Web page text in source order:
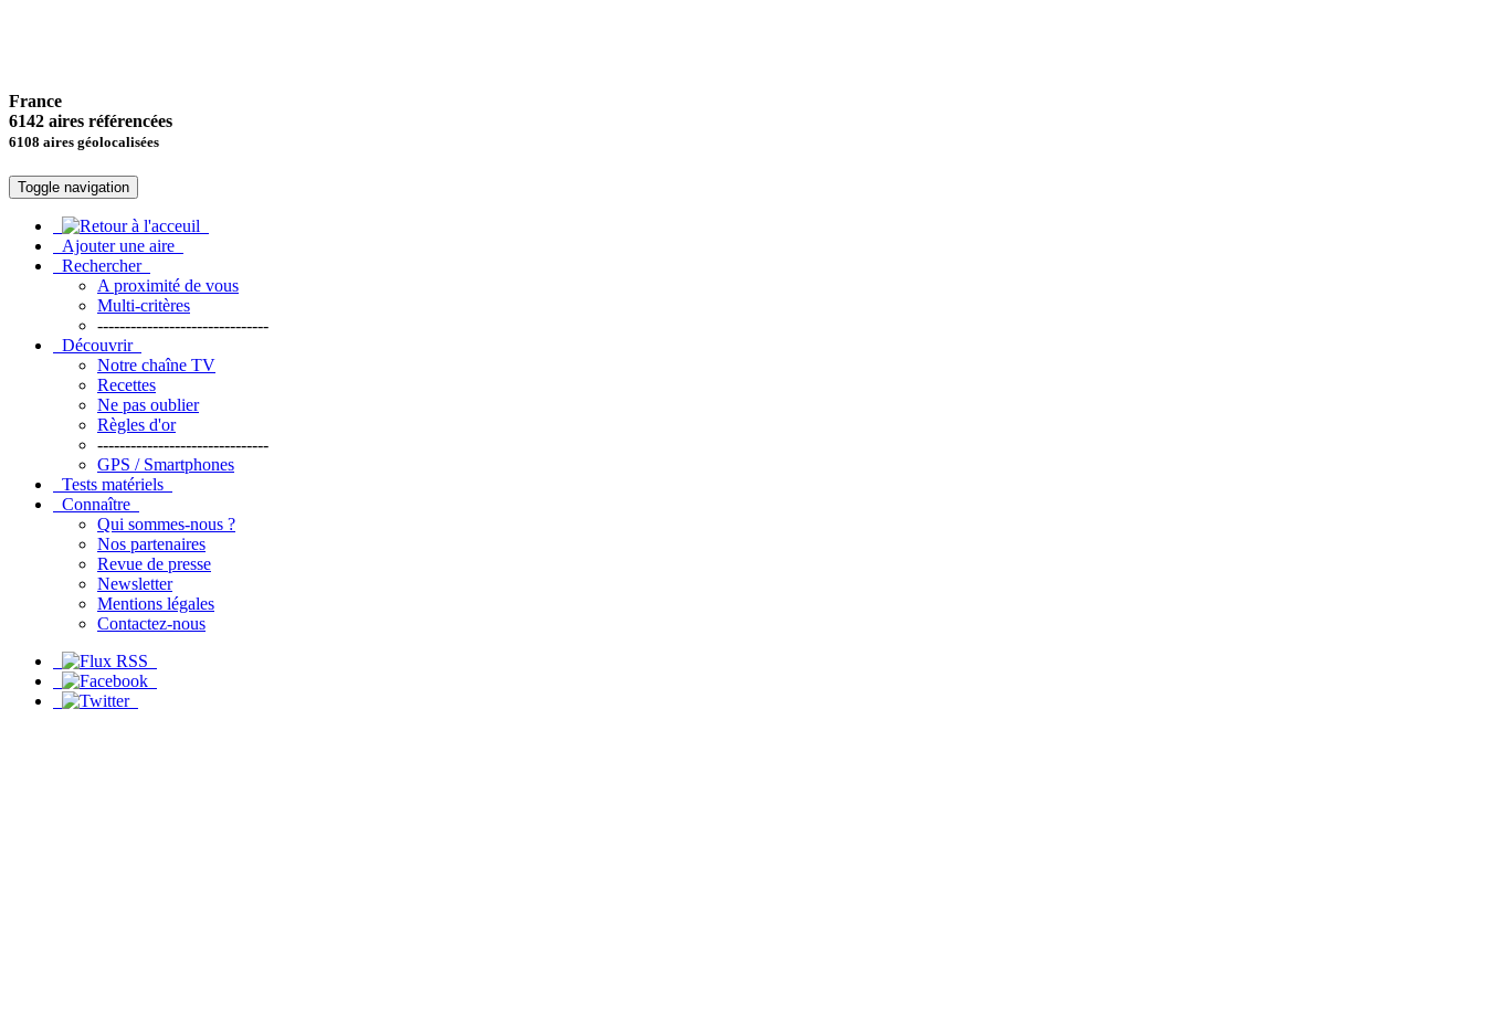
France
6142 aires référencées
6108 aires géolocalisées
Toggle navigation
Ajouter une aire
Rechercher
A proximité de vous
Multi-critères
-------------------------------
Découvrir
Notre chaîne TV
Recettes
Ne pas oublier
Règles d'or
-------------------------------
GPS / Smartphones
Tests matériels
Connaître
Qui sommes-nous ?
Nos partenaires
Revue de presse
Newsletter
Mentions légales
Contactez-nous